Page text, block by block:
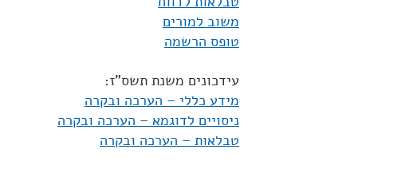
משוב למורים
טופס הרשמה
עידכונים משנת תשס"ז:
מידע כללי – הערכה ובקרה
ניסויים לדוגמא – הערכה ובקרה
טבלאות – הערכה ובקרה